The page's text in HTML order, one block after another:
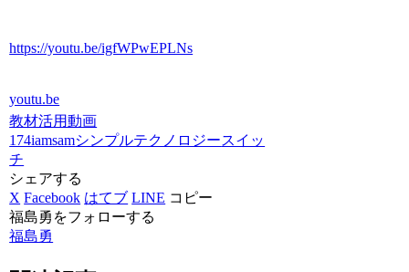
https://youtu.be/igfWPwEPLNs
youtu.be
教材活用動画
174iamsamシンプルテクノロジースイッ
チ
シェアする
X Facebook はてブ LINE コピー
福島勇をフォローする
福島勇